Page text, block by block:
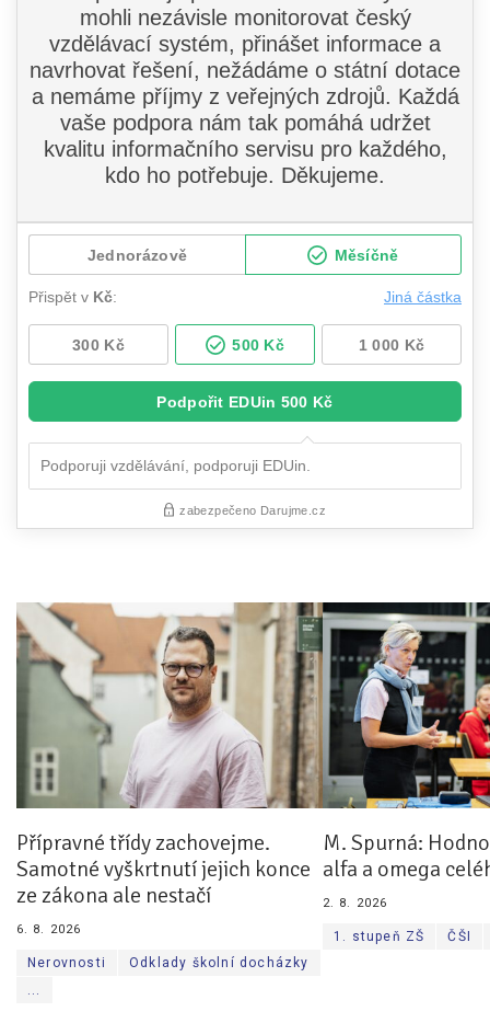
Přípravné třídy zachovejme.
Samotné vyškrtnutí jejich konce
ze zákona ale nestačí
6. 8. 2026
Nerovnosti
Odklady školní docházky
M. Spurná:
alfa a omega
2. 8. 2026
1. stupeň ZŠ ČŠI